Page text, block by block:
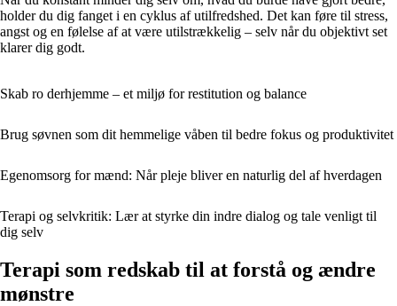
holder du dig fanget i en cyklus af utilfredshed. Det kan føre til stress,
angst og en følelse af at være utilstrækkelig – selv når du objektivt set
klarer dig godt.
Skab ro derhjemme – et miljø for restitution og balance
Brug søvnen som dit hemmelige våben til bedre fokus og produktivitet
Egenomsorg for mænd: Når pleje bliver en naturlig del af hverdagen
Terapi og selvkritik: Lær at styrke din indre dialog og tale venligt til
dig selv
Terapi som redskab til at forstå og ændre
mønstre